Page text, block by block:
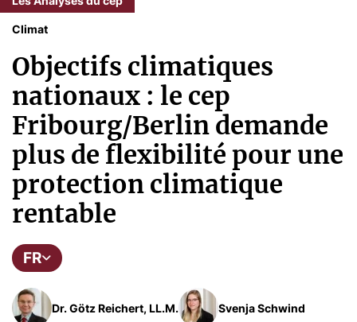
Climat
Objectifs climatiques
nationaux : le cep
Fribourg/Berlin demande
plus de flexibilité pour une
protection climatique
rentable
FR
Dr. Götz Reichert, LL.M. Svenja Schwind